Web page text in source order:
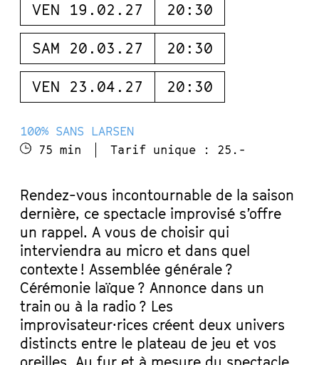
VEN 19.02.27 20:30
SAM 20.03.27 20:30
VEN 23.04.27 20:30
100% SANS LARSEN
75 min
Tarif unique : 25.-
Rendez-vous incontournable de la saison
dernière, ce spectacle improvisé s’offre
un rappel. A vous de choisir qui
interviendra au micro et dans quel
contexte ! Assemblée générale ?
Cérémonie laïque ? Annonce dans un
train ou à la radio ? Les
improvisateur·rices créent deux univers
distincts entre le plateau de jeu et vos